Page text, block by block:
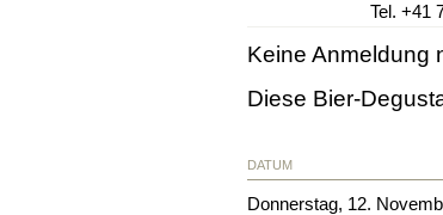
Tel. +41
Keine Anmeldung
Diese Bier-
DATUM
Donnerstag, 12.